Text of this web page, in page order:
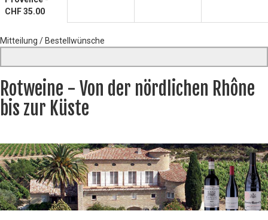
CHF 35.00
Mitteilung / Bestellwünsche
Rotweine - Von der nördlichen Rhône
bis zur Küste